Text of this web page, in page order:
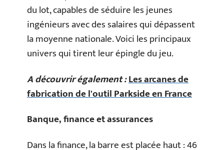
du lot, capables de séduire les jeunes
ingénieurs avec des salaires qui dépassent
la moyenne nationale. Voici les principaux
univers qui tirent leur épingle du jeu.
A découvrir également :Les arcanes de
fabrication de l'outil Parkside en France
Banque, finance et assurances
Dans la finance, la barre est placée haut : 46